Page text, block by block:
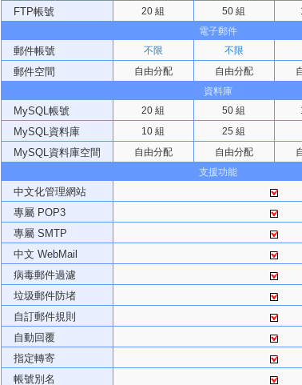
FTP帳號 20 組 50 組
電子郵件
郵件帳號 不限 不限
郵件空間 自由分配 自由分配
資料庫
MySQL帳號 20 組 50 組
MySQL資料庫 10 組 25 組
MySQL資料庫空間 自由分配 自由分配
支援功能
中文化管理網站
專屬 POP3
專屬 SMTP
中文 WebMail
病毒郵件過濾
垃圾郵件防堵
自訂郵件規則
自動回覆
指定轉寄
帳號別名